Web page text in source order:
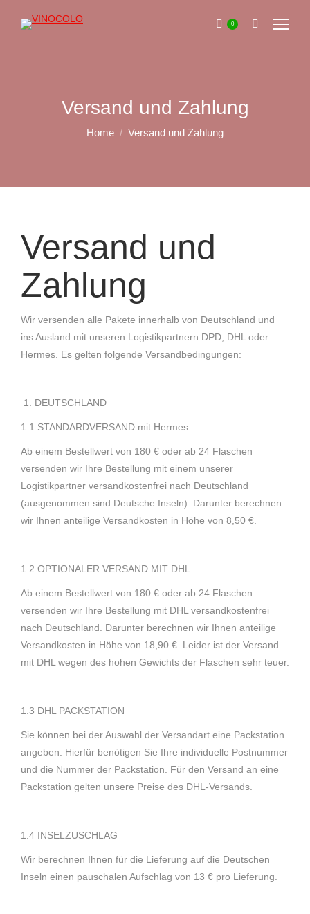
0 Search:
Versand und Zahlung
You are here:
Home Versand und Zahlung
Versand und
Zahlung
Wir versenden alle Pakete innerhalb von Deutschland und
ins Ausland mit unseren Logistikpartnern DPD, DHL oder
Hermes. Es gelten folgende Versandbedingungen:
DEUTSCHLAND
1.1 STANDARDVERSAND mit Hermes
Ab einem Bestellwert von 180 € oder ab 24 Flaschen
versenden wir Ihre Bestellung mit einem unserer
Logistikpartner versandkostenfrei nach Deutschland
(ausgenommen sind Deutsche Inseln). Darunter berechnen
wir Ihnen anteilige Versandkosten in Höhe von 8,50 €.
1.2 OPTIONALER VERSAND MIT DHL
Ab einem Bestellwert von 180 € oder ab 24 Flaschen
versenden wir Ihre Bestellung mit DHL versandkostenfrei
nach Deutschland. Darunter berechnen wir Ihnen anteilige
Versandkosten in Höhe von 18,90 €. Leider ist der Versand
mit DHL wegen des hohen Gewichts der Flaschen sehr teuer.
1.3 DHL PACKSTATION
Sie können bei der Auswahl der Versandart eine Packstation
angeben. Hierfür benötigen Sie Ihre individuelle Postnummer
und die Nummer der Packstation. Für den Versand an eine
Packstation gelten unsere Preise des DHL-Versands.
1.4 INSELZUSCHLAG
Wir berechnen Ihnen für die Lieferung auf die Deutschen
Inseln einen pauschalen Aufschlag von 13 € pro Lieferung.